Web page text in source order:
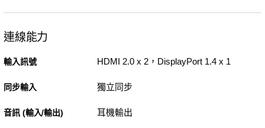
連線能力
輸入訊號 HDMI 2.0 x 2，DisplayPort 1.4 x 1
同步輸入 獨立同步
音訊 (輸入/輸出) 耳機輸出